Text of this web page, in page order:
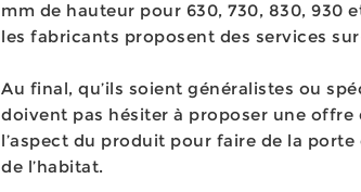
mm de hauteur pour 630, 730, 830, 930
les fabricants proposent des services
Au final, qu’ils soient généralistes ou
doivent pas hésiter à proposer une
l’aspect du produit pour faire de la
de l’habitat.